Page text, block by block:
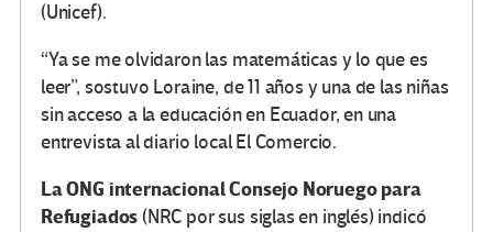
(Unicef).
“Ya se me olvidaron las matemáticas y lo que es
leer”, sostuvo Loraine, de 11 años y una de las niñas
sin acceso a la educación en Ecuador, en una
entrevista al diario local El Comercio.
La ONG internacional Consejo Noruego para
Refugiados(NRC por sus siglas en inglés) indicó